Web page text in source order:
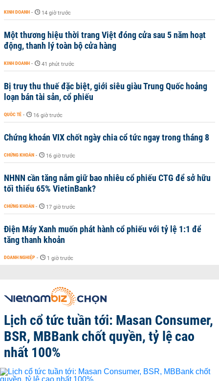
KINH DOANH - 14 giờ trước
Một thương hiệu thời trang Việt đóng cửa sau 5 năm hoạt
động, thanh lý toàn bộ cửa hàng
KINH DOANH - 41 phút trước
Bị truy thu thuế đặc biệt, giới siêu giàu Trung Quốc hoảng
loạn bán tài sản, cổ phiếu
QUỐC TẾ - 16 giờ trước
Chứng khoán VIX chốt ngày chia cổ tức ngay trong tháng 8
CHỨNG KHOÁN - 16 giờ trước
NHNN cần tăng nắm giữ bao nhiêu cổ phiếu CTG để sở hữu
tối thiểu 65% VietinBank?
CHỨNG KHOÁN - 17 giờ trước
Điện Máy Xanh muốn phát hành cổ phiếu với tỷ lệ 1:1 để
tăng thanh khoản
DOANH NGHIỆP - 1 giờ trước
Lịch cổ tức tuần tới: Masan Consumer,
BSR, MBBank chốt quyền, tỷ lệ cao
nhất 100%